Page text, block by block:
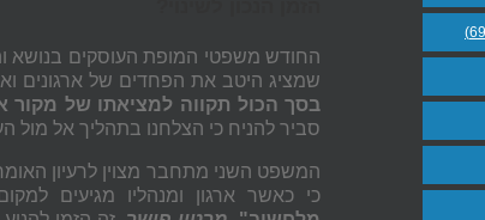
החודש משפטי המופת העוסקים בנושא
שמציג היטב את הפחדים של ארגונים
בסך הכול תקווה למציאתו של מקור
סביר להניח כי הצלחנו בתהליך אל מול
המשפט השני מתחבר מצוין לרעיון
כי כאשר ארגון ומנהליו מגיעים